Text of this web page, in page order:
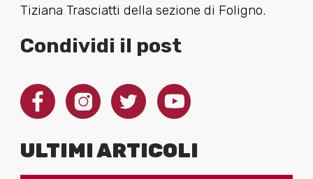
Tiziana Trasciatti della sezione di Foligno.
Condividi il post
ULTIMI ARTICOLI